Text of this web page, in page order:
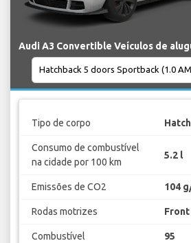
Audi A3 Convertible Veículos de
Tipo de corpo
Consumo de combustível
na cidade por 100 km
5.2 l
Emissões de CO2 104
Rodas motrizes
Combustível 95